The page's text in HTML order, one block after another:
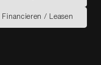
Financieren / Leasen
Financieren / Leasen